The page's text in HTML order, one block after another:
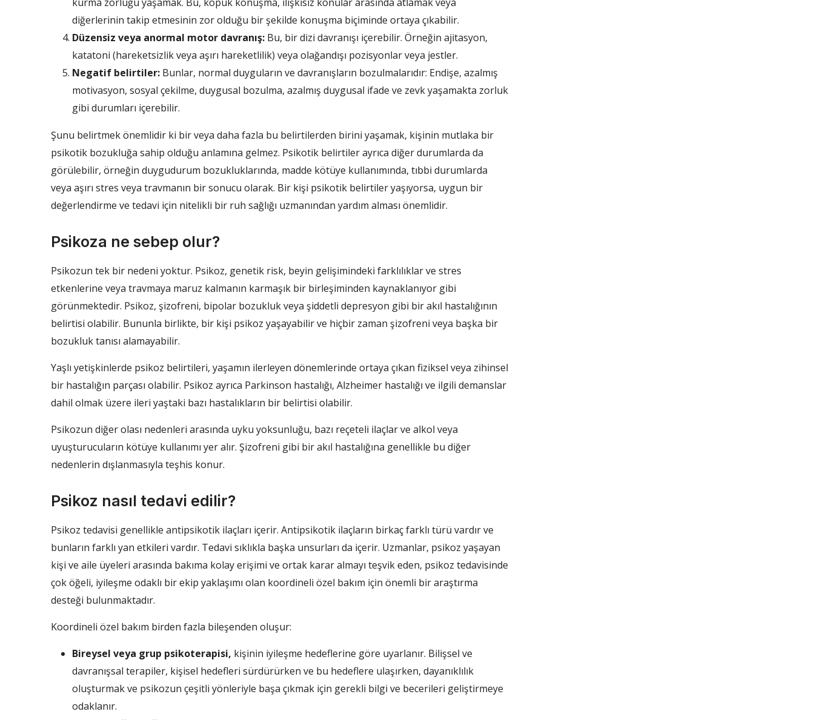
diğerlerinin takip etmesinin zor olduğu bir şekilde konuşma biçiminde ortaya çıkabilir.
Düzensiz veya anormal motor davranış: Bu, bir dizi davranışı içerebilir. Örneğin ajitasyon,
katatoni (hareketsizlik veya aşırı hareketlilik) veya olağandışı pozisyonlar veya jestler.
Negatif belirtiler: Bunlar, normal duyguların ve davranışların bozulmalarıdır: Endişe, azalmış
motivasyon, sosyal çekilme, duygusal bozulma, azalmış duygusal ifade ve zevk yaşamakta zorluk
gibi durumları içerebilir.
Şunu belirtmek önemlidir ki bir veya daha fazla bu belirtilerden birini yaşamak, kişinin mutlaka bir
psikotik bozukluğa sahip olduğu anlamına gelmez. Psikotik belirtiler ayrıca diğer durumlarda da
görülebilir, örneğin duygudurum bozukluklarında, madde kötüye kullanımında, tıbbi durumlarda
veya aşırı stres veya travmanın bir sonucu olarak. Bir kişi psikotik belirtiler yaşıyorsa, uygun bir
değerlendirme ve tedavi için nitelikli bir ruh sağlığı uzmanından yardım alması önemlidir.
Psikoza ne sebep olur?
Psikozun tek bir nedeni yoktur. Psikoz, genetik risk, beyin gelişimindeki farklılıklar ve stres
etkenlerine veya travmaya maruz kalmanın karmaşık bir birleşiminden kaynaklanıyor gibi
görünmektedir. Psikoz, şizofreni, bipolar bozukluk veya şiddetli depresyon gibi bir akıl hastalığının
belirtisi olabilir. Bununla birlikte, bir kişi psikoz yaşayabilir ve hiçbir zaman şizofreni veya başka bir
bozukluk tanısı alamayabilir.
Yaşlı yetişkinlerde psikoz belirtileri, yaşamın ilerleyen dönemlerinde ortaya çıkan fiziksel veya zihinsel
bir hastalığın parçası olabilir. Psikoz ayrıca Parkinson hastalığı, Alzheimer hastalığı ve ilgili demanslar
dahil olmak üzere ileri yaştaki bazı hastalıkların bir belirtisi olabilir.
Psikozun diğer olası nedenleri arasında uyku yoksunluğu, bazı reçeteli ilaçlar ve alkol veya
uyuşturucuların kötüye kullanımı yer alır. Şizofreni gibi bir akıl hastalığına genellikle bu diğer
nedenlerin dışlanmasıyla teşhis konur.
Psikoz nasıl tedavi edilir?
Psikoz tedavisi genellikle antipsikotik ilaçları içerir. Antipsikotik ilaçların birkaç farklı türü vardır ve
bunların farklı yan etkileri vardır. Tedavi sıklıkla başka unsurları da içerir. Uzmanlar, psikoz yaşayan
kişi ve aile üyeleri arasında bakıma kolay erişimi ve ortak karar almayı teşvik eden, psikoz tedavisinde
çok öğeli, iyileşme odaklı bir ekip yaklaşımı olan koordineli özel bakım için önemli bir araştırma
desteği bulunmaktadır.
Koordineli özel bakım birden fazla bileşenden oluşur:
Bireysel veya grup psikoterapisi, kişinin iyileşme hedeflerine göre uyarlanır. Bilişsel ve
davranışsal terapiler, kişisel hedefleri sürdürürken ve bu hedeflere ulaşırken, dayanıklılık
oluşturmak ve psikozun çeşitli yönleriyle başa çıkmak için gerekli bilgi ve becerileri geliştirmeye
odaklanır.